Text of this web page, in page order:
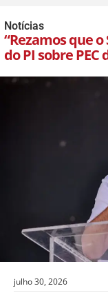
Notícias
“Rezamos que
do PI sobre PEC
julho 30, 2026